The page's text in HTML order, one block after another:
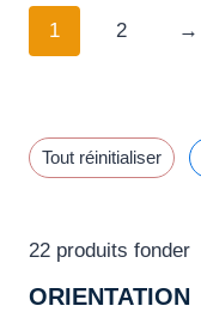
1 2 →
Tout réinitialiser
22 produits fonder
ORIENTATION